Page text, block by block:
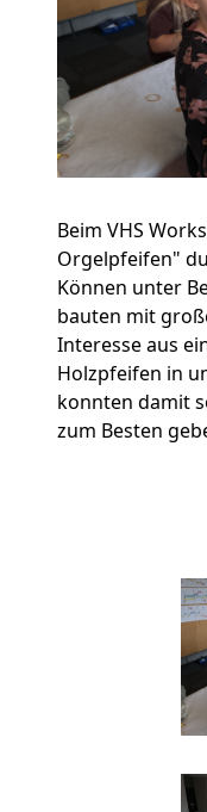
Beim VHS
Orgelpfeifen"
Können unter
bauten mit
Interesse aus
Holzpfeifen in
konnten damit
zum Besten